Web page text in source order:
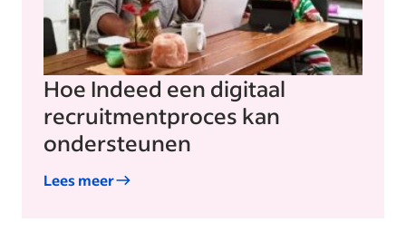
Hoe Indeed een digitaal
recruitmentproces kan
ondersteunen
Lees meer